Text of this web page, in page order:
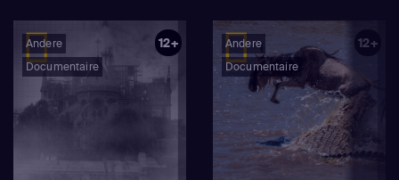
Andere
Documentaire
12+
Andere
Documentaire
12+